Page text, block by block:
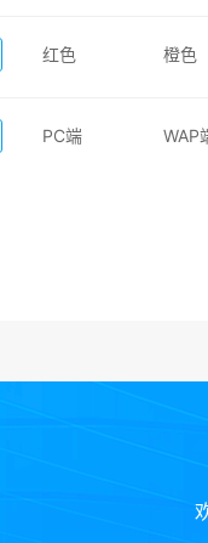
红色 橙色
PC端 WAP